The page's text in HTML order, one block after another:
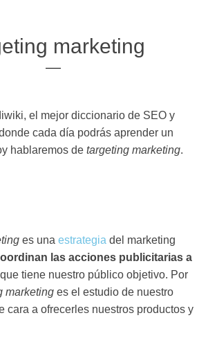
marketing
el mejor diccionario de SEO y
cada día podrás aprender un
hablaremos de targeting marketing.
es una estrategia del marketing
las acciones publicitarias a
que tiene nuestro público objetivo. Por
marketing es el estudio de nuestro
cara a ofrecerles nuestros productos y